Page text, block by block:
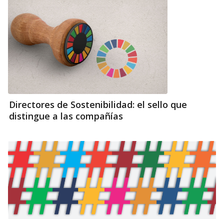
Directores de Sostenibilidad: el sello que
distingue a las compañías